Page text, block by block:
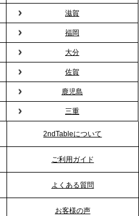
オフィスが「１日限定の
交流を格上げする《出張
開始
もう「義理チョコ」で悩
ンをケータリングで“福利
タイルを提案
」で、2ndTable「恵方
されました
滋賀
福岡
大分
佐賀
鹿児島
三重
2ndTableについて
ご利用ガイド
よくある質問
お客様の声